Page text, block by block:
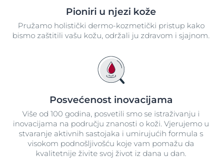
Pioniri u njezi kože
Pružamo holistički dermo-kozmetički pristup kako
bismo zaštitili vašu kožu, održali ju zdravom i sjajnom.
Posvećenost inovacijama
Više od 100 godina, posvetili smo se istraživanju i
inovacijama na području znanosti o koži. Vjerujemo u
stvaranje aktivnih sastojaka i umirujućih formula s
visokom podnošljivošću koje vam pomažu da
kvalitetnije živite svoj život iz dana u dan.